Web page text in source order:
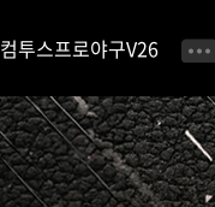
컴투스프로야구V26